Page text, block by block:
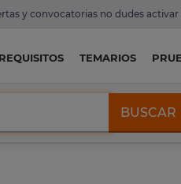
y convocatorias no dudes activar
REQUISITOS TEMARIOS
BUSCAR